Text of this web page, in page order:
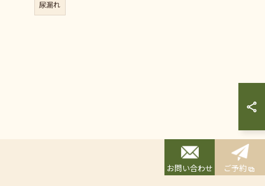
尿漏れ
お問い合わせ
ご予約